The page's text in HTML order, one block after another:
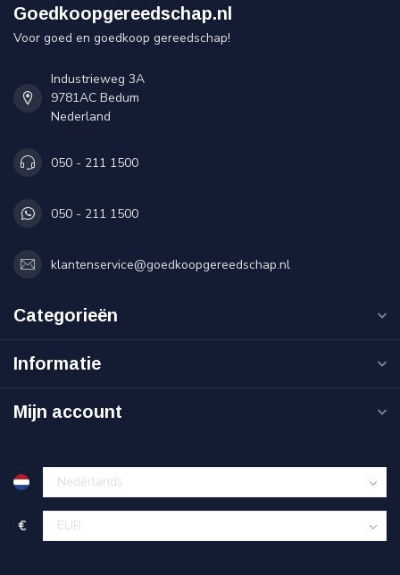
Goedkoopgereedschap.nl
Voor goed en goedkoop gereedschap!
Industrieweg 3A
9781AC Bedum
Nederland
050 - 211 1500
050 - 211 1500
klantenservice@goedkoopgereedschap.nl
Categorieën
Informatie
Mijn account
€